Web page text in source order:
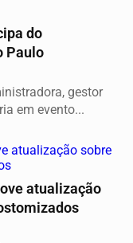
do
Paulo
gestor
em evento...
atualização